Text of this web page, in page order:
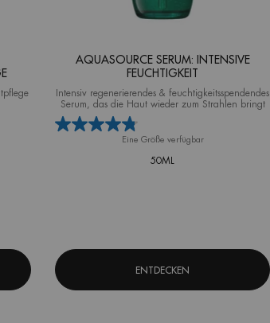
AQUASOURCE SERUM: INTENSIVE
FEUCHTIGKEIT
Intensiv regenerierendes & feuchtigkeitsspendendes
Serum, das die Haut wieder zum Strahlen bringt
Eine Größe verfügbar
50ML
ENTDECKEN